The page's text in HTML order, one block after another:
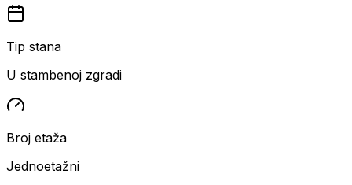
Tip stana
U stambenoj zgradi
Broj etaža
Jednoetažni